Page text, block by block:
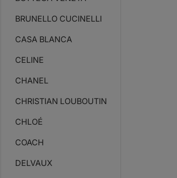
BRUNELLO CUCINELLI
CASA BLANCA
CELINE
CHANEL
CHRISTIAN LOUBOUTIN
CHLOÉ
COACH
DELVAUX